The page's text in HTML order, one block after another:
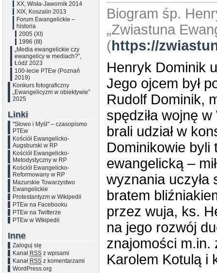
XX, Wisła-Jawornik 2014
XIX, Koszalin 2013
Forum Ewangelickie –
historia
2005 (XI)
1996 (III)
„Media ewangelickie czy
ewangelicy w mediach?”,
Łódź 2023
100-lecie PTEw (Poznań
2019)
Konkurs fotograficzny
„Ewangelicyzm w obiektywie”
2025
Linki
"Słowo i Myśl" – czasopismo
PTEw
Kościół Ewangelicko-
Augsburski w RP
Kościół Ewangelicko-
Metodystyczny w RP
Kościół Ewangelicko-
Reformowany w RP
Mazurskie Towarzystwo
Ewangelickie
Protestantyzm w Wikipedii
PTEw na Facebooku
PTEw na Twitterze
PTEw w Wikipedii
Inne
Zaloguj się
Kanał RSSz wpisami
Kanał RSSz komentarzami
WordPress.org
Biogram śp.
„Zwiastuna
(https://
Henryk Dominik
Jego ojcem był
Rudolf Dominik,
spędziła wojnę
brali udział w
Dominikowie byli
ewangelicką –
wyznania uczyła
bratem
przez wuja, ks.
na jego rozwój
znajomości m.in.
Karolem Kotulą i